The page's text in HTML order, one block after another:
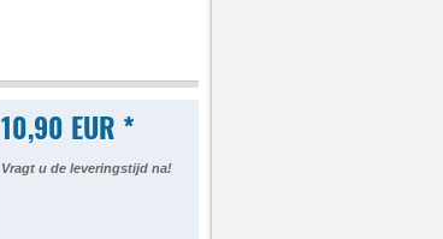
10,90 EUR *
Vragt u de leveringstijd na!